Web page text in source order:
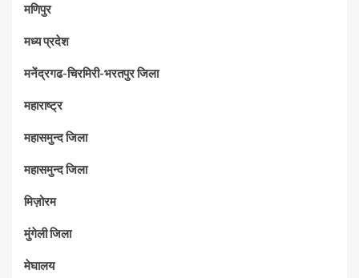
मणिपुर
मध्‍य प्रदेश
मनेंद्रगढ-चिरमिरी-भरतपुर जिला
महाराष्‍ट्र
महासमुन्द जिला
महासमुन्द जिला
मिज़ोरम
मुंगेली जिला
मेघालय